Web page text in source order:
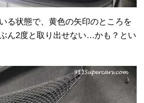
る状態で、黄色の矢印のところを
ん2度と取り出せない…かも？とい